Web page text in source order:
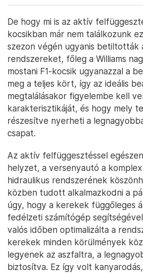
De hogy mi is az aktív
kocsikban már nem találkozunk
szezon végén ugyanis betiltották
rendszereket, főleg a Williams
mostani F1-kocsik ugyanazzal a
meg a teljes kört, így az ideális
megtalálásakor figyelembe kell
karakterisztikáját, és hogy mely
részesítve nyerheti a
csapat.
Az aktív felfüggesztéssel
helyzet, a versenyautó a
hidraulikus rendszerének
közben tudott alkalmazkodni a
úgy, hogy a kerekek függőleges
fedélzeti számítógép
valós időben optimalizálta a
kerekek minden körülmények
legyenek az aszfaltra, a
biztosítva. Ez így volt